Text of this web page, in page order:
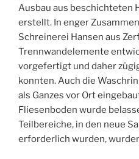
Ausbau aus beschichteten
erstellt. In enger
Schreinerei Hansen aus
Trennwandelemente
vorgefertigt und daher
konnten. Auch die
als Ganzes vor Ort
Fliesenboden wurde
Teilbereiche, in den neue
erforderlich wurden,